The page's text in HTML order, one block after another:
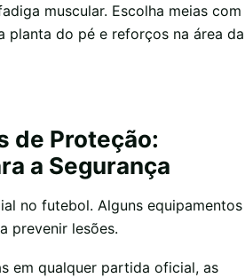
muscular. Escolha meias com
planta do pé e reforços na área da
de Proteção:
a Segurança
no futebol. Alguns equipamentos
prevenir lesões.
em qualquer partida oficial, as